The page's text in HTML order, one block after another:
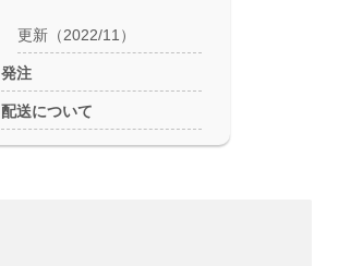
更新（2022/11）
発注
配送について